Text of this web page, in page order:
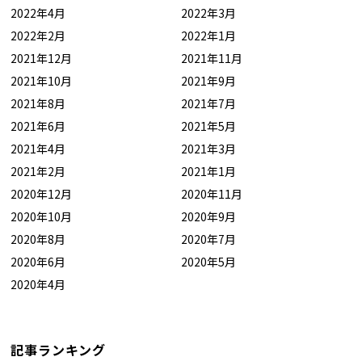
2022年4月
2022年3月
2022年2月
2022年1月
2021年12月
2021年11月
2021年10月
2021年9月
2021年8月
2021年7月
2021年6月
2021年5月
2021年4月
2021年3月
2021年2月
2021年1月
2020年12月
2020年11月
2020年10月
2020年9月
2020年8月
2020年7月
2020年6月
2020年5月
2020年4月
記事ランキング